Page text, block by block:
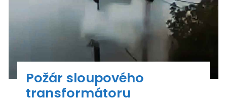
Požár sloupového
transformátoru